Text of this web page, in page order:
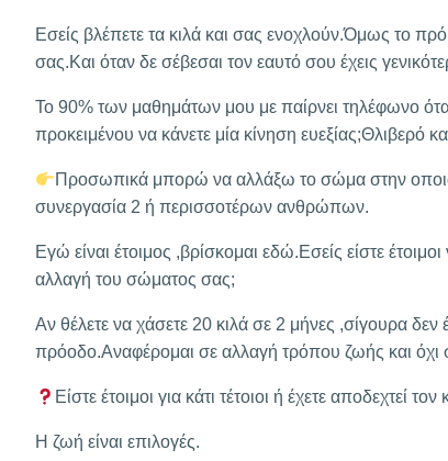
Εσείς βλέπετε τα κιλά και σας ενοχλούν.Όμως το
σας.Και όταν δε σέβεσαι τον εαυτό σου έχεις
Το 90% των μαθημάτων μου με παίρνει τηλέφωνο
προκειμένου να κάνετε μία κίνηση ευεξίας;Θλιβερό
Προσωπικά μπορώ να αλλάξω το σώμα στην
συνεργασία 2 ή περισσοτέρων ανθρώπων.
Εγώ είναι έτοιμος ,βρίσκομαι εδώ.Εσείς είστε
αλλαγή του σώματος σας;
Αν θέλετε να χάσετε 20 κιλά σε 2 μήνες ,σίγουρα δεν
πρόοδο.Αναφέρομαι σε αλλαγή τρόπου ζωής και όχι
Είστε έτοιμοι για κάτι τέτοιοι ή έχετε αποδεχτεί
Η ζωή είναι επιλογές.